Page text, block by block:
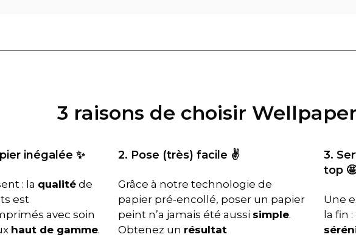
3 raisons de choisir
inégalée ✨
: la qualité de
est
avec soin
haut de gamme.
2. Pose (très) facile ✌️
Grâce à notre technologie de
papier pré-encollé, poser un papier
peint n’a jamais été aussi simple.
Obtenez un résultat
3.
top
Une
la fin